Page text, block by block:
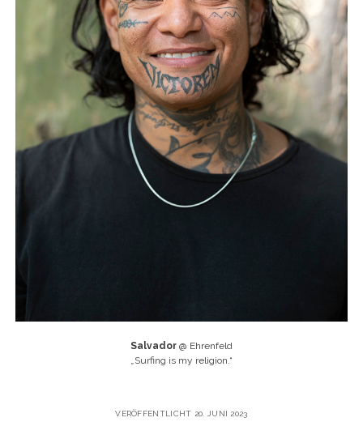
Salvador @ Ehrenfeld
„Surfing is my religion.“
VERÖFFENTLICHT 20. JUNI 2023